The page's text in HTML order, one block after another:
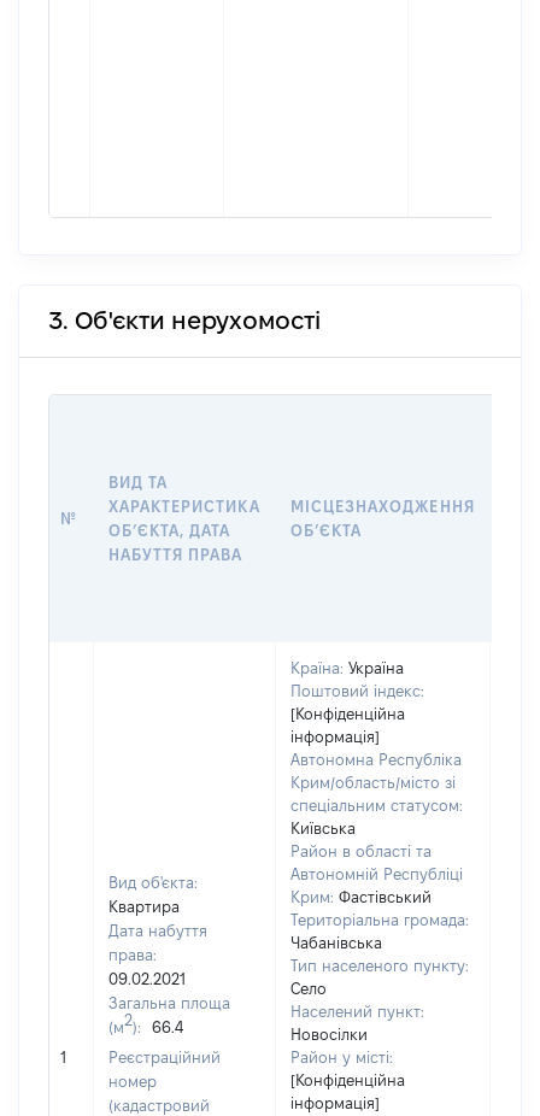
3. Об'єкти нерухомості
№
ВИД ТА
ХАРАКТЕРИСТИКА
ОБʼЄКТА, ДАТА
НАБУТТЯ ПРАВА
МІСЦЕЗНАХОДЖЕННЯ
ОБʼЄКТА
1
Вид об'єкта:
Квартира
Дата набуття
права:
09.02.2021
Загальна площа
(м2):
66.4
Реєстраційний
номер
(кадастровий
Країна: Україна
Поштовий індекс:
[Конфіденційна
інформація]
Автономна Республіка
Крим/область/місто зі
спеціальним статусом:
Київська
Район в області та
Автономній Республіці
Крим: Фастівський
Територіальна громада:
Чабанівська
Тип населеного пункту:
Село
Населений пункт:
Новосілки
Район у місті:
[Конфіденційна
інформація]